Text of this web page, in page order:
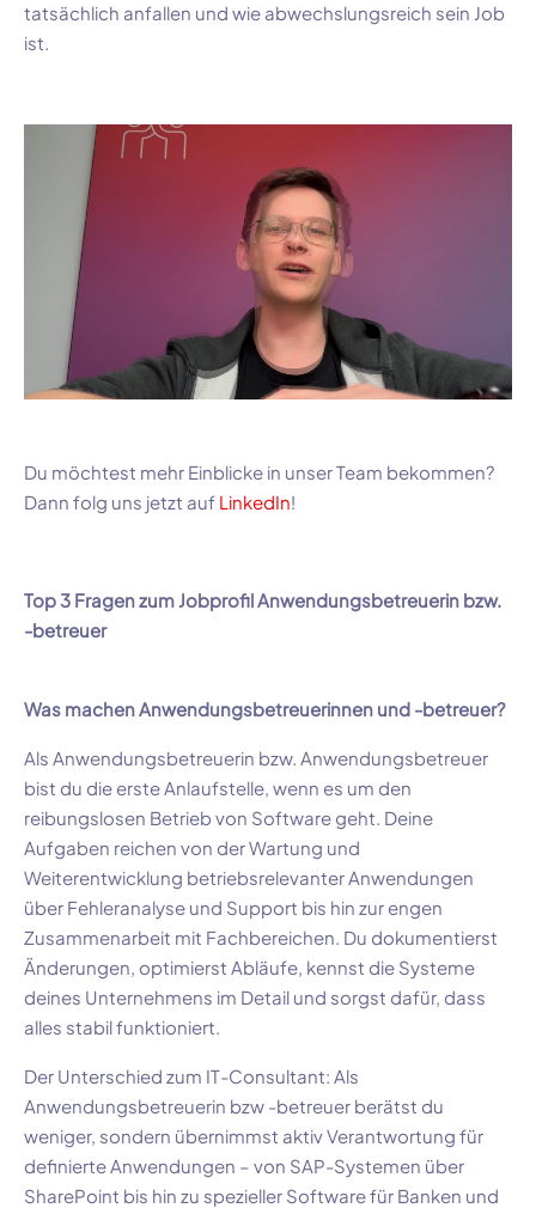
tatsächlich anfallen und wie abwechslungsreich sein Job
ist.
Du möchtest mehr Einblicke in unser Team bekommen?
Dann folg uns jetzt auf LinkedIn!
Top 3 Fragen zum Jobprofil Anwendungsbetreuerin bzw.
-betreuer
Was machen Anwendungsbetreuerinnen und -betreuer?
Als Anwendungsbetreuerin bzw. Anwendungsbetreuer
bist du die erste Anlaufstelle, wenn es um den
reibungslosen Betrieb von Software geht. Deine
Aufgaben reichen von der Wartung und
Weiterentwicklung betriebsrelevanter Anwendungen
über Fehleranalyse und Support bis hin zur engen
Zusammenarbeit mit Fachbereichen. Du dokumentierst
Änderungen, optimierst Abläufe, kennst die Systeme
deines Unternehmens im Detail und sorgst dafür, dass
alles stabil funktioniert.
Der Unterschied zum IT-Consultant: Als
Anwendungsbetreuerin bzw -betreuer berätst du
weniger, sondern übernimmst aktiv Verantwortung für
definierte Anwendungen – von SAP-Systemen über
SharePoint bis hin zu spezieller Software für Banken und